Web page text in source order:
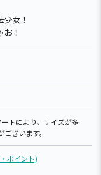
女！
！
トにより、サイズが多
ざいます。
ポイント)